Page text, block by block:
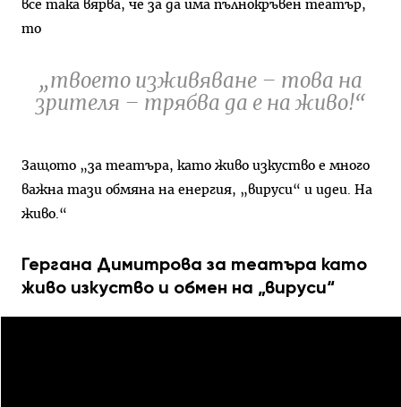
все така вярва, че за да има пълнокръвен театър,
то
„твоето изживяване – това на
зрителя – трябва да е на живо!“
Защото „за театъра, като живо изкуство е много
важна тази обмяна на енергия, „вируси“ и идеи. На
живо.“
Гергана Димитрова за театъра като
живо изкуство и обмен на „вируси“